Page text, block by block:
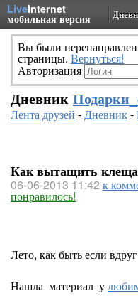
LiveInternet
мобильная версия
Вы были
страницы. Вернуться!
Авторизация
Дневник
Лента друзей -Дневник-
Как вытащить
06-06-2013 11:42 к
понравилось!
Лето, как быть если
Нашла материал у